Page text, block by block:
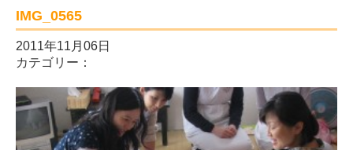
IMG_0565
2011年11月06日
カテゴリー：